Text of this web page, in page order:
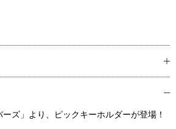
ーズ」より、ピックキーホルダーが登場！